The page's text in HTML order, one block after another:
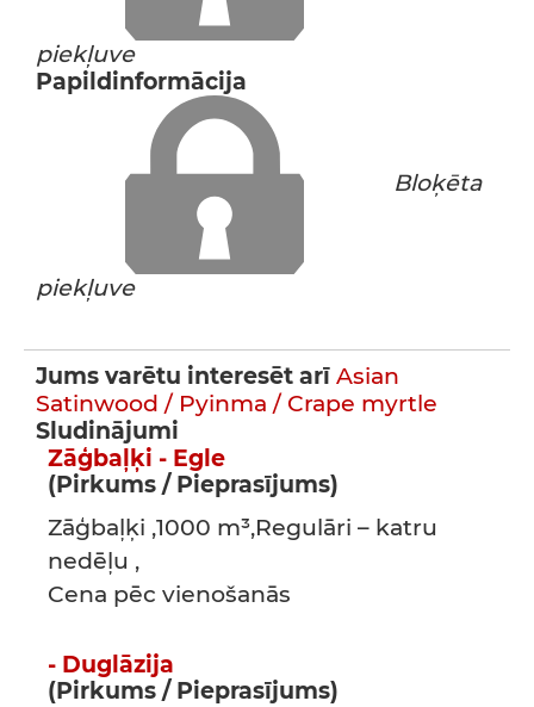
piekļuve
Papildinformācija
Bloķēta
piekļuve
Jums varētu interesēt arī Asian
Satinwood / Pyinma / Crape myrtle
Sludinājumi
Zāģbaļķi - Egle
(Pirkums / Pieprasījums)
Zāģbaļķi ,1000 m³,Regulāri – katru
nedēļu ,
Cena pēc vienošanās
- Duglāzija
(Pirkums / Pieprasījums)